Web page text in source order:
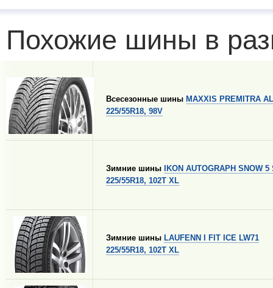
Похожие шины в
Всесезонные шины MAXXIS PREMITRA
225/55R18, 98V
Зимние шины
IKON AUTOGRAPH SNOW 5
225/55R18, 102T XL
Зимние шины LAUFENN I FIT ICE LW71
225/55R18, 102T XL